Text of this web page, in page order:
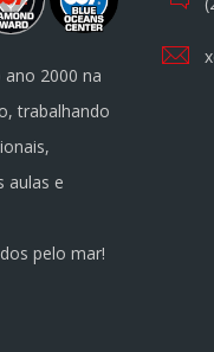
ano 2000 na
trabalhando
aulas e
pelo mar!